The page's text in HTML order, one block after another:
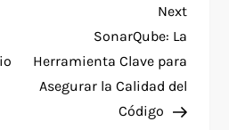
Next
Post
Next
SonarQube: La
Herramienta Clave para
Asegurar la Calidad del
Código